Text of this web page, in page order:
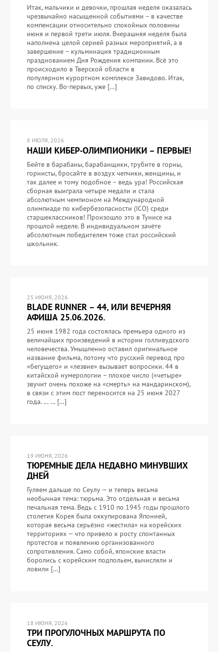
Итак, мальчики и девочки, прошлая неделя оказалась
чрезвычайно насыщенной событиями – в качестве
компенсации относительно спокойных половины
июня и первой трети июля. Вчерашняя неделя была
наполнена целой серией разных мероприятий, а в
завершение – кульминация традиционным
празднованием Дня Рождения компании. Всё это
происходило в Тверской области в
популярном курортном комплексе Завидово. Итак,
по списку. Во-первых, уже […]
8 ИЮЛЯ, 2026
НАШИ КИБЕР-ОЛИМПИОНИКИ – ПЕРВЫЕ!
Бейте в барабаны, барабанщики, трубите в горны,
горнисты, бросайте в воздух чепчики, женщины, и
так далее и тому подобное – ведь ура! Российская
сборная выиграла четыре медали и стала
абсолютным чемпионом на Международной
олимпиаде по кибербезопасности (ICO) среди
старшеклассников! Произошло это в Тунисе на
прошлой неделе. В индивидуальном зачёте
абсолютным победителем тоже стал российский
школьник.
25 ИЮНЯ, 2026
BLADE RUNNER – 44, ИЛИ ВЕЧЕРНЯЯ
АФИША 25.06.2026.
25 июня 1982 года состоялась премьера одного из
величайших произведений в истории голливудского
человечества. Умышленно оставил оригинальное
название фильма, потому что русский перевод про
«бегущего» и «лезвие» вызывает вопросики. 44 в
китайской нумерологии – плохое число («четыре»
звучит очень похоже на «смерть» на мандаринском),
в связи с этим пост переносится на 25 июня 2027
года. … … […]
19 ИЮНЯ, 2026
ТЮРЕМНЫЕ ДЕЛА НЕДАВНО МИНУВШИХ
ДНЕЙ
Гуляем дальше по Сеулу — и теперь весьма
необычная тема: тюрьма. Это отдельная и весьма
печальная тема. Ведь с 1910 по 1945 годы прошлого
столетия Корея была оккупирована Японией,
которая весьма серьёзно «жестила» на корейских
территориях — что привело к росту спонтанных
протестов и появлению организованного
сопротивления. Само собой, японские власти
боролись с корейским подпольем, вычисляли и
ловили […]
18 ИЮНЯ, 2026
ТРИ ПРОГУЛОЧНЫХ МАРШРУТА ПО
СЕУЛУ.